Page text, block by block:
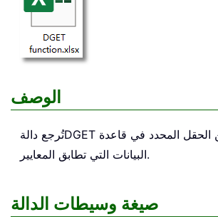
الوصف
تُرجع دالةDGET
البيانات التي تطابق المعايير.
صيغة وسيطات الدالة